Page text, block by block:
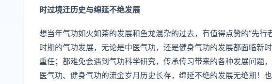
时过境迁历史与绵延不绝发展
想当年气功如火如荼的发展和鱼龙混杂的过去，有值得点赞的“先行
时期的气功发展，无论是中医气功，还是健身气功的发展都面临新
重任；都难免会遇到气功科学研究，传承传习带来的各种发展问题
医气功、健身气功的流金岁月历史长存，绵延不绝的发展无绝期！也